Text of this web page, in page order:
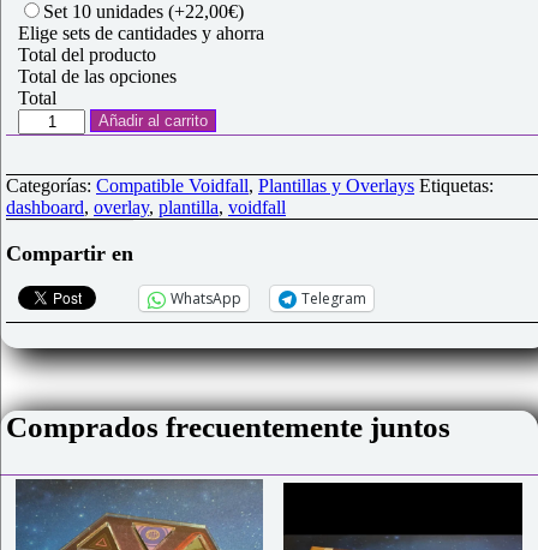
Set 10 unidades (+22,00€)
Elige sets de cantidades y ahorra
Total del producto
Total de las opciones
Total
Overlay
acrílico
mapa
compatible
"Voidfall"
cantidad
Añadir al carrito
Categorías: Compatible Voidfall, Plantillas y Overlays Etiquetas:
dashboard, overlay, plantilla, voidfall
Compartir en
WhatsApp Telegram
Comprados frecuentemente juntos